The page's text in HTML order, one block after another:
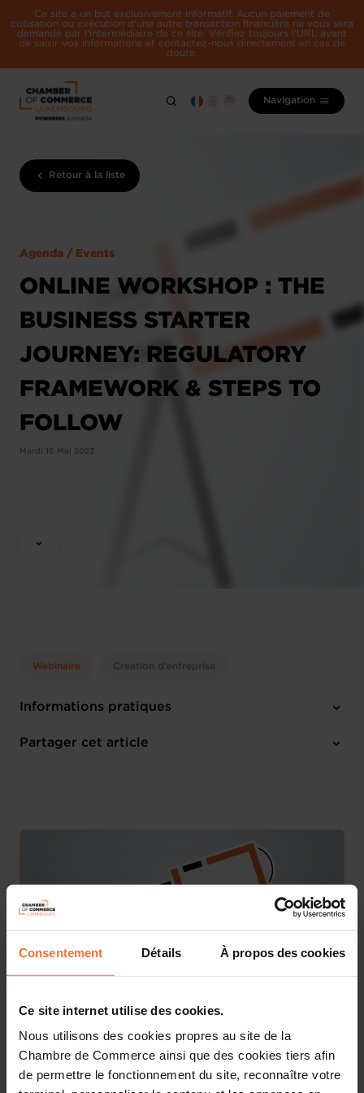
Consentement Détails À propos des cookies
Ce site internet utilise des cookies.
Nous utilisons des cookies propres au site de la
Chambre de Commerce ainsi que des cookies tiers afin
de permettre le fonctionnement du site, reconnaître votre
Ce site a un but exclusivement informatif. Aucun paiement de
cotisation ou exécution d'une autre transaction financière ne vous sera
demandé par l'intermédiaire de ce site. Vérifiez toujours l'URL avant
de saisir vos informations et contactez-nous directement en cas de
doute.
Navigation
Retour à la liste
Agenda / Events
ONLINE WORKSHOP : THE
BUSINESS STARTER
JOURNEY: REGULATORY
FRAMEWORK & STEPS TO
FOLLOW
Mardi 16 Mai 2023
Webinaire Création d'entreprise
Informations pratiques
10:00 - 12:00
Partager cet article
You are starting a business from scratch or buying an
existing one in Luxembourg? Let’s get guided by the
advisors of the House of Entrepreneurship, the single